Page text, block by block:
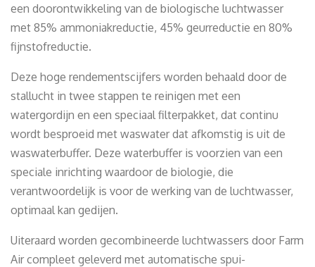
een doorontwikkeling van de biologische luchtwasser
met 85% ammoniakreductie, 45% geurreductie en 80%
fijnstofreductie.
Deze hoge rendementscijfers worden behaald door de
stallucht in twee stappen te reinigen met een
watergordijn en een speciaal filterpakket, dat continu
wordt besproeid met waswater dat afkomstig is uit de
waswaterbuffer. Deze waterbuffer is voorzien van een
speciale inrichting waardoor de biologie, die
verantwoordelijk is voor de werking van de luchtwasser,
optimaal kan gedijen.
Uiteraard worden gecombineerde luchtwassers door Farm
Air compleet geleverd met automatische spui-